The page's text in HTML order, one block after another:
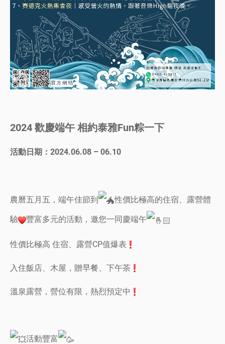
2024 歡慶端午 相約泰雅Fun粽一下
活動日期：2024.06.08 – 06.10
農曆五月五，端午佳節到
性價比極高的住宿、露營體
驗
豐富多元的活動，邀您一同慶端午
性價比極高 住宿、露營CP值爆表
入住飯店、木屋，贈早餐、下午茶
溫泉露營，營位有限，熱烈預定中
活動豐富